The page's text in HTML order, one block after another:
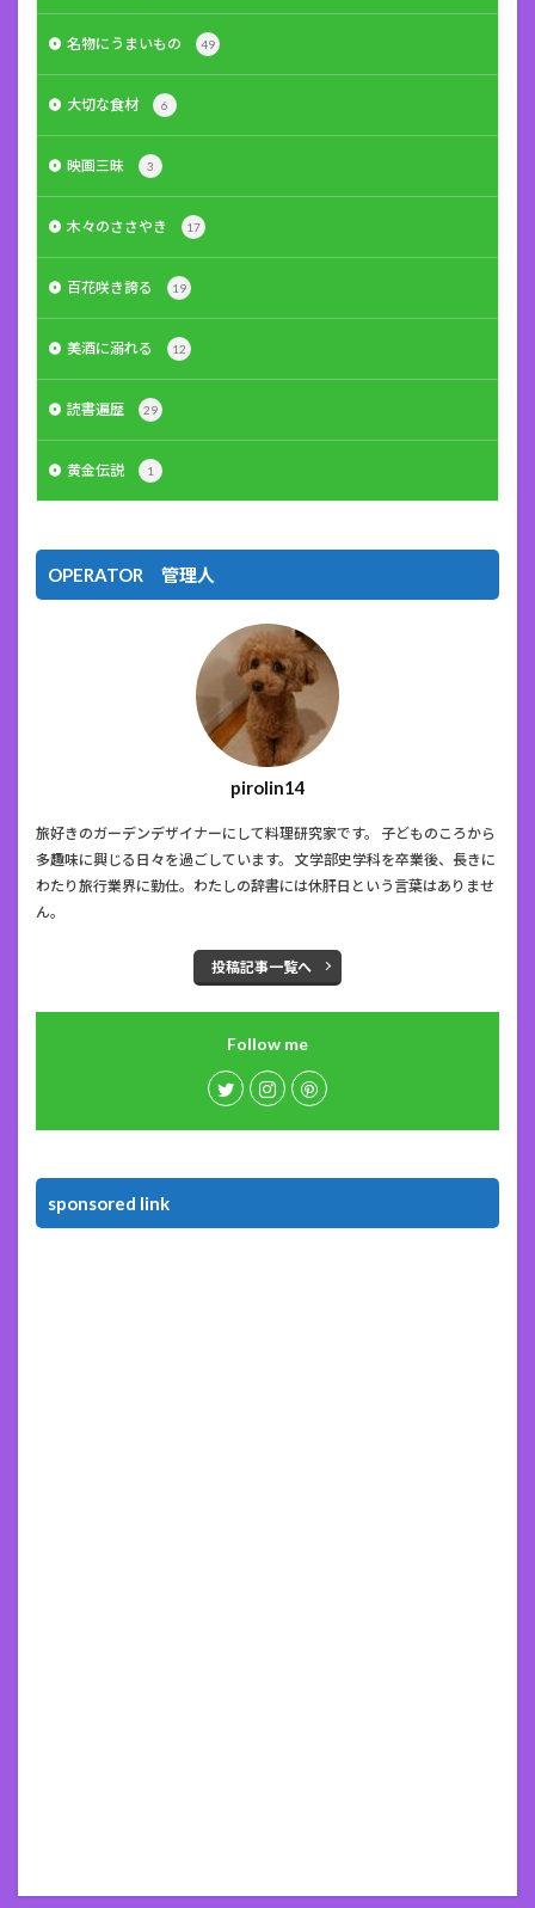
名物にうまいもの 49
大切な食材 6
映画三昧 3
木々のささやき 17
百花咲き誇る 19
美酒に溺れる 12
読書遍歴 29
黄金伝説 1
OPERATOR 管理人
pirolin14
旅好きのガーデンデザイナーにして料理研究家です。 子どものころから
多趣味に興じる日々を過ごしています。 文学部史学科を卒業後、長きに
わたり旅行業界に勤仕。わたしの辞書には休肝日という言葉はありませ
ん。
投稿記事一覧へ
Follow me
sponsored link